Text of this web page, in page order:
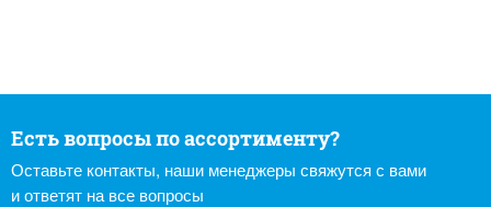
Есть вопросы по ассортименту?
Оставьте контакты, наши менеджеры свяжутся с вами
и ответят на все вопросы